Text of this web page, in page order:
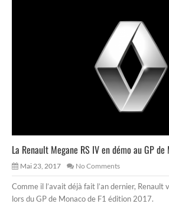
La Renault Megane RS IV en démo au GP de
Mai 23, 2017 No Comments
Comme il l’avait déjà fait l’an dernier,
lors du GP de Monaco de F1 édition 2017.